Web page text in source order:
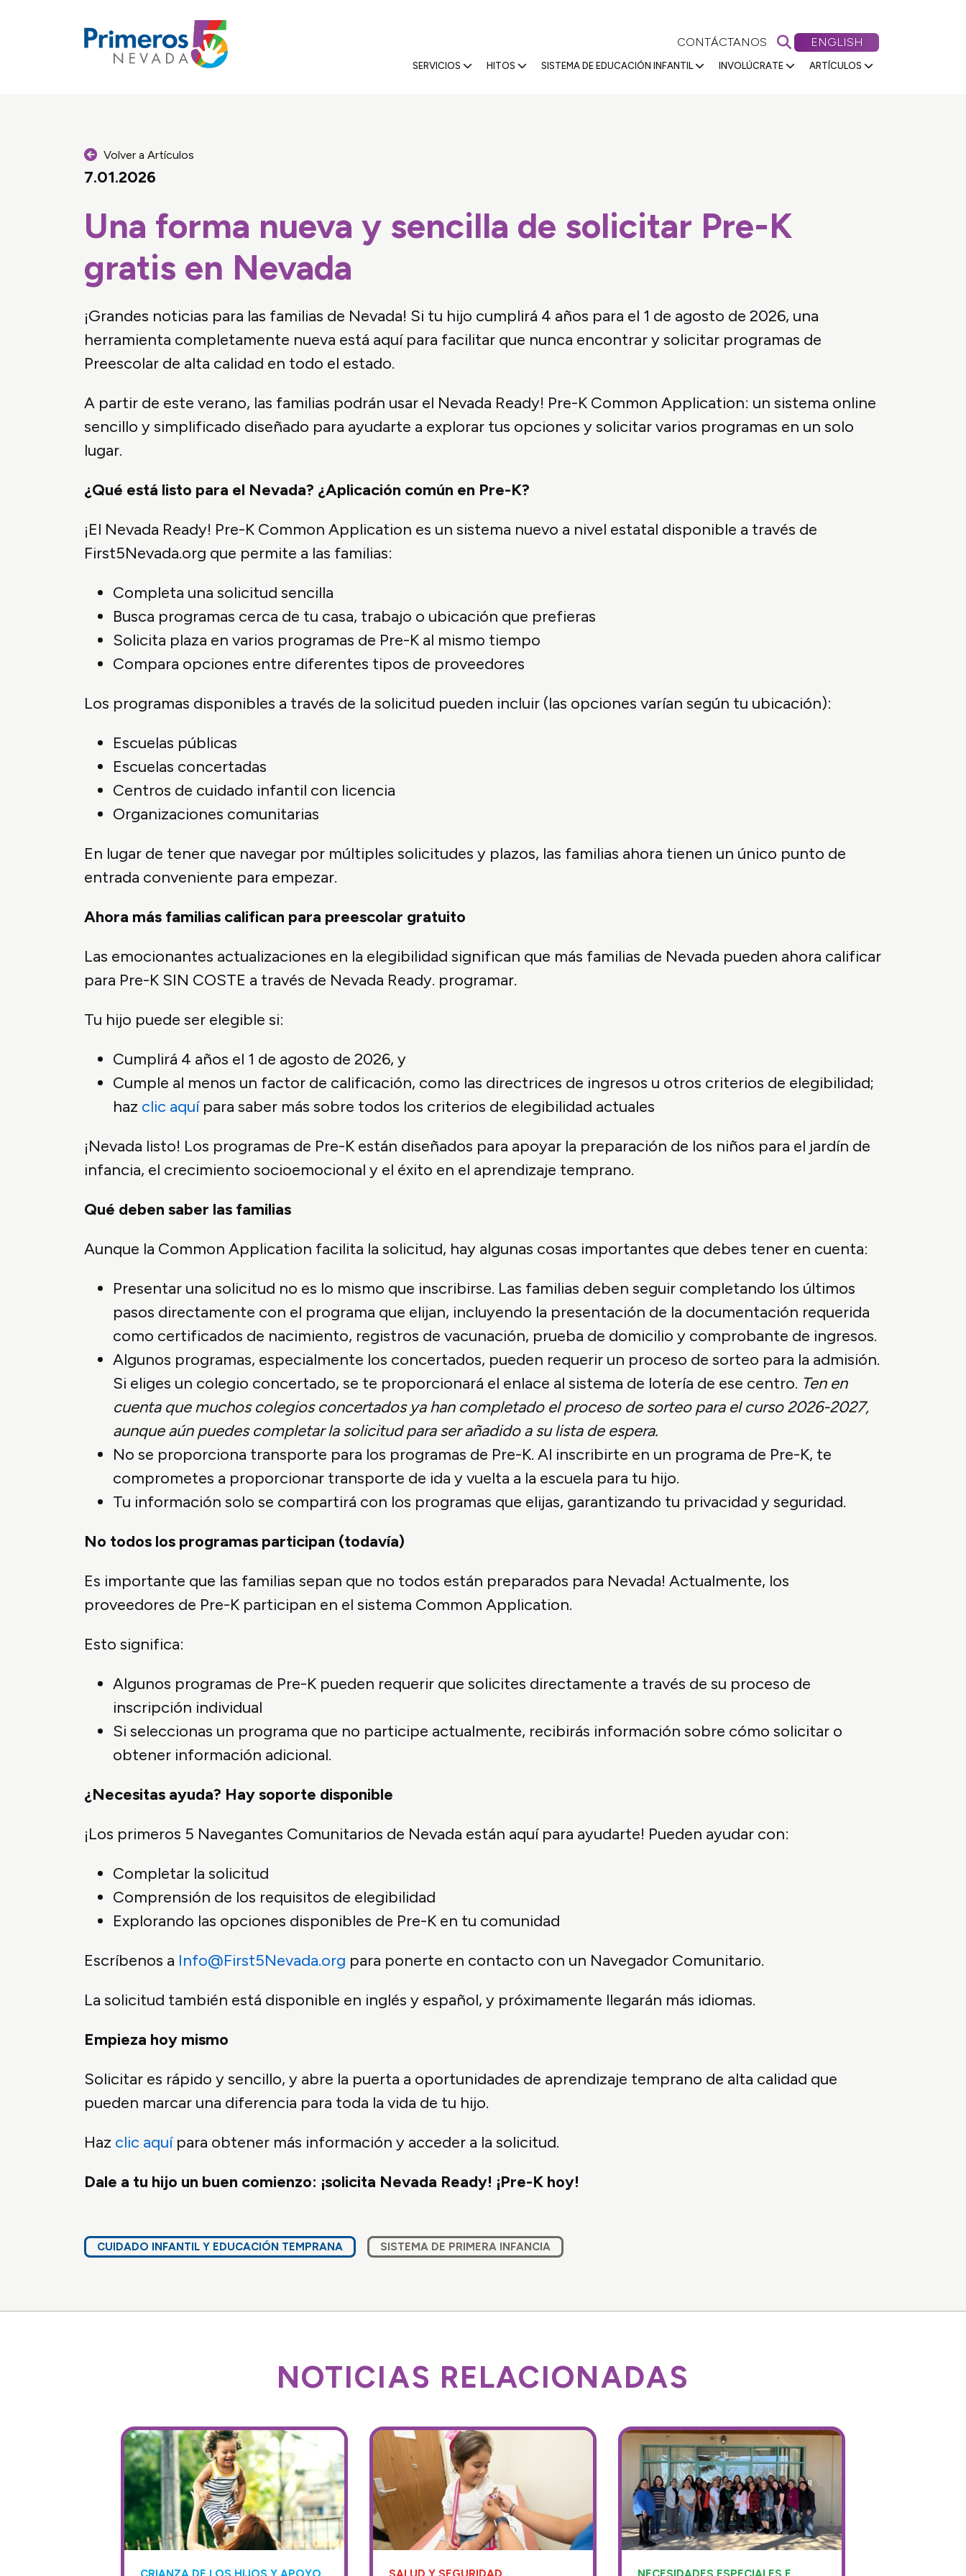
SERVICIOS HITOS SISTEMA DE EDUCACIÓN INFANTIL INVOLÚCRATE ARTÍCULOS
CONTÁCTANOS Buscar en Primeros 5 Nevada
VIEW OUR WEBSITE IN
ENGLISH
Volver a Artículos
7.01.2026
Una forma nueva y sencilla de solicitar Pre-K
gratis en Nevada
¡Grandes noticias para las familias de Nevada! Si tu hijo cumplirá 4 años para el 1 de agosto de 2026, una
herramienta completamente nueva está aquí para facilitar que nunca encontrar y solicitar programas de
Preescolar de alta calidad en todo el estado.
A partir de este verano, las familias podrán usar el Nevada Ready! Pre-K Common Application: un sistema online
sencillo y simplificado diseñado para ayudarte a explorar tus opciones y solicitar varios programas en un solo
lugar.
¿Qué está listo para el Nevada? ¿Aplicación común en Pre-K?
¡El Nevada Ready! Pre-K Common Application es un sistema nuevo a nivel estatal disponible a través de
First5Nevada.org que permite a las familias:
Completa una solicitud sencilla
Busca programas cerca de tu casa, trabajo o ubicación que prefieras
Solicita plaza en varios programas de Pre-K al mismo tiempo
Compara opciones entre diferentes tipos de proveedores
Los programas disponibles a través de la solicitud pueden incluir (las opciones varían según tu ubicación):
Escuelas públicas
Escuelas concertadas
Centros de cuidado infantil con licencia
Organizaciones comunitarias
En lugar de tener que navegar por múltiples solicitudes y plazos, las familias ahora tienen un único punto de
entrada conveniente para empezar.
Ahora más familias califican para preescolar gratuito
Las emocionantes actualizaciones en la elegibilidad significan que más familias de Nevada pueden ahora calificar
para Pre-K SIN COSTE a través de Nevada Ready. programar.
Tu hijo puede ser elegible si:
Cumplirá 4 años el 1 de agosto de 2026, y
Cumple al menos un factor de calificación, como las directrices de ingresos u otros criterios de elegibilidad;
haz clic aquípara saber más sobre todos los criterios de elegibilidad actuales
¡Nevada listo! Los programas de Pre-K están diseñados para apoyar la preparación de los niños para el jardín de
infancia, el crecimiento socioemocional y el éxito en el aprendizaje temprano.
Qué deben saber las familias
Aunque la Common Application facilita la solicitud, hay algunas cosas importantes que debes tener en cuenta:
Presentar una solicitud no es lo mismo que inscribirse. Las familias deben seguir completando los últimos
pasos directamente con el programa que elijan, incluyendo la presentación de la documentación requerida
como certificados de nacimiento, registros de vacunación, prueba de domicilio y comprobante de ingresos.
Algunos programas, especialmente los concertados, pueden requerir un proceso de sorteo para la admisión.
Si eliges un colegio concertado, se te proporcionará el enlace al sistema de lotería de ese centro. Ten en
cuenta que muchos colegios concertados ya han completado el proceso de sorteo para el curso 2026-2027,
aunque aún puedes completar la solicitud para ser añadido a su lista de espera.
No se proporciona transporte para los programas de Pre-K. Al inscribirte en un programa de Pre-K, te
comprometes a proporcionar transporte de ida y vuelta a la escuela para tu hijo.
Tu información solo se compartirá con los programas que elijas, garantizando tu privacidad y seguridad.
No todos los programas participan (todavía)
Es importante que las familias sepan que no todos están preparados para Nevada! Actualmente, los
proveedores de Pre-K participan en el sistema Common Application.
Esto significa:
Algunos programas de Pre-K pueden requerir que solicites directamente a través de su proceso de
inscripción individual
Si seleccionas un programa que no participe actualmente, recibirás información sobre cómo solicitar o
obtener información adicional.
¿Necesitas ayuda? Hay soporte disponible
¡Los primeros 5 Navegantes Comunitarios de Nevada están aquí para ayudarte! Pueden ayudar con:
Completar la solicitud
Comprensión de los requisitos de elegibilidad
Explorando las opciones disponibles de Pre-K en tu comunidad
Escríbenos a Info@First5Nevada.org para ponerte en contacto con un Navegador Comunitario.
La solicitud también está disponible en inglés y español, y próximamente llegarán más idiomas.
Empieza hoy mismo
Solicitar es rápido y sencillo, y abre la puerta a oportunidades de aprendizaje temprano de alta calidad que
pueden marcar una diferencia para toda la vida de tu hijo.
Haz clic aquípara obtener más información y acceder a la solicitud.
Dale a tu hijo un buen comienzo: ¡solicita Nevada Ready! ¡Pre-K hoy!
CUIDADO INFANTIL Y EDUCACIÓN TEMPRANA SISTEMA DE PRIMERA INFANCIA
NOTICIAS RELACIONADAS